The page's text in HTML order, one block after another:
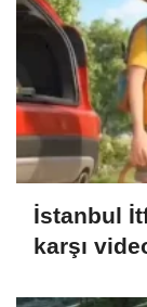
İstanbul
karşı